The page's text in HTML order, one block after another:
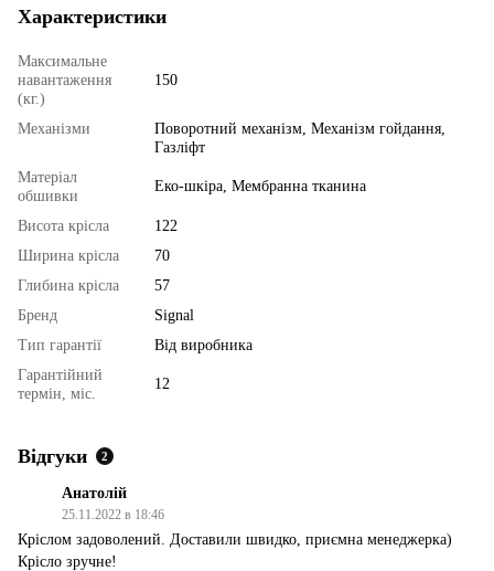
Характеристики
Максимальне
навантаження
(кг.)
150
Механізми
Поворотний механізм, Механізм гойдання,
Газліфт
Матеріал
обшивки
Еко-шкіра, Мембранна тканина
Висота крісла
122
Ширина крісла
70
Глибина крісла
57
Бренд
Signal
Тип гарантії
Від виробника
Гарантійний
термін, міс.
12
Відгуки 2
Анатолій
25.11.2022 в 18:46
Кріслом задоволений. Доставили швидко, приємна менеджерка)
Крісло зручне!